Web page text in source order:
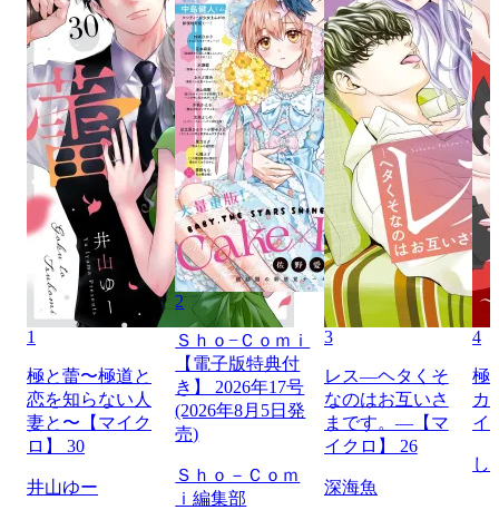
1
極と蕾〜極道と
恋を知らない人
妻と〜【マイク
ロ】 30
井山ゆー
2
Ｓｈｏ−Ｃｏｍｉ
【電子版特典付
き】 2026年17号
(2026年8月5日発
売)
Ｓｈｏ－Ｃｏｍ
ｉ編集部
3
レス―ヘタくそ
なのはお互いさ
まです。―【マ
イクロ】 26
深海魚
4
極
カ
イ
し